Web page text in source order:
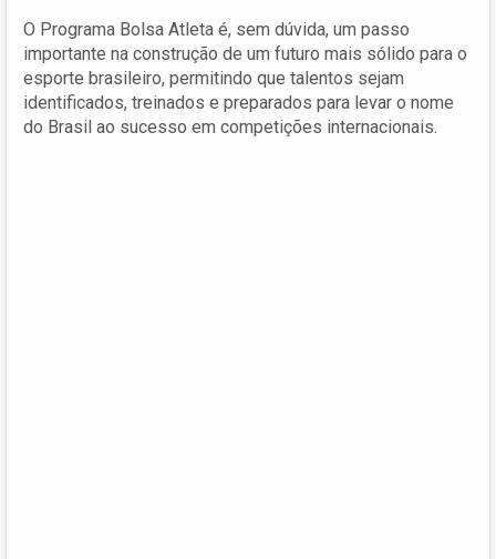
O Programa Bolsa Atleta é, sem dúvida, um passo
importante na construção de um futuro mais sólido para o
esporte brasileiro, permitindo que talentos sejam
identificados, treinados e preparados para levar o nome
do Brasil ao sucesso em competições internacionais.